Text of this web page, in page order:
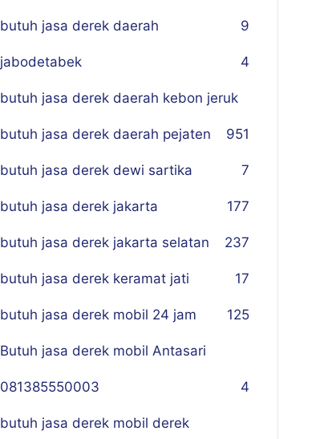
9
butuh jasa derek daerah
jabodetabek 4
butuh jasa derek daerah kebon jeruk
51
butuh jasa derek daerah pejaten 9
butuh jasa derek dewi sartika 7
butuh jasa derek jakarta 177
butuh jasa derek jakarta selatan 237
butuh jasa derek keramat jati 17
butuh jasa derek mobil 24 jam 125
Butuh jasa derek mobil Antasari
081385550003 4
butuh jasa derek mobil derek